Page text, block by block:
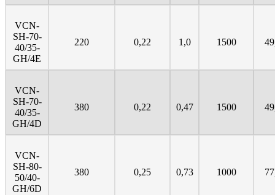
VCN-
SH-70-
40/35-
GH/4E
220 0,22 1,0 1500
VCN-
SH-70-
40/35-
GH/4D
380 0,22 0,47 1500
VCN-
SH-80-
50/40-
GH/6D
380 0,25 0,73 1000